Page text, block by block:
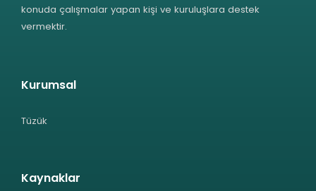
konuda çalışmalar yapan kişi ve kuruluşlara destek
vermektir.
Kurumsal
Tüzük
Kaynaklar